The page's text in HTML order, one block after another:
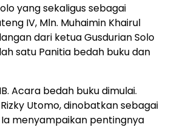
yang sekaligus sebagai
IV, Mln. Muhaimin Khairul
dari ketua Gusdurian Solo
satu Panitia bedah buku dan
Acara bedah buku dimulai.
Utomo, dinobatkan sebagai
menyampaikan pentingnya